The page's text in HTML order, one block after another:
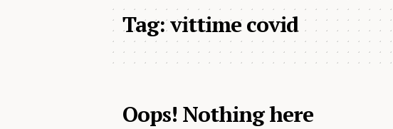
Tag:vittime covid
Oops! Nothing here